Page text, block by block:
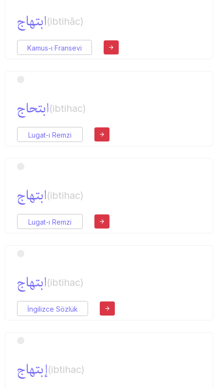
ابتهاج(ibtihâc)
Kamus-ı Fransevi
ابتحاج(ibtihac)
Lugat-ı Remzi
ابتهاج(ibtihac)
Lugat-ı Remzi
ابتهاج(ibtihac)
İngilizce Sözlük
إبتهاج(ibtihac)